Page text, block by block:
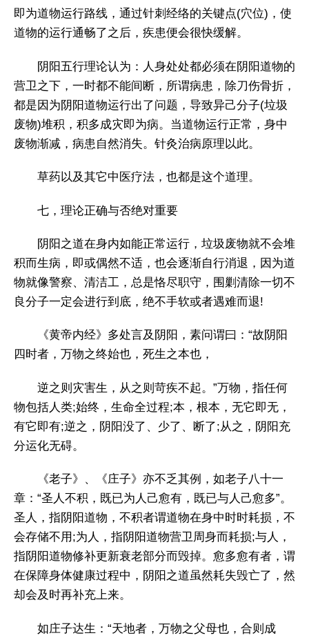
即为道物运行路线，通过针刺经络的关键点(穴位)，使
道物的运行通畅了之后，疾患便会很快缓解。
阴阳五行理论认为：人身处处都必须在阴阳道物的
营卫之下，一时都不能间断，所谓病患，除刀伤骨折，
都是因为阴阳道物运行出了问题，导致异己分子(垃圾
废物)堆积，积多成灾即为病。当道物运行正常，身中
废物渐减，病患自然消失。针灸治病原理以此。
草药以及其它中医疗法，也都是这个道理。
七，理论正确与否绝对重要
阴阳之道在身内如能正常运行，垃圾废物就不会堆
积而生病，即或偶然不适，也会逐渐自行消退，因为道
物就像警察、清洁工，总是恪尽职守，围剿清除一切不
良分子一定会进行到底，绝不手软或者遇难而退!
《黄帝内经》多处言及阴阳，素问谓曰：“故阴阳
四时者，万物之终始也，死生之本也，
逆之则灾害生，从之则苛疾不起。”万物，指任何
物包括人类;始终，生命全过程;本，根本，无它即无，
有它即有;逆之，阴阳没了、少了、断了;从之，阴阳充
分运化无碍。
《老子》、《庄子》亦不乏其例，如老子八十一
章：“圣人不积，既已为人己愈有，既已与人己愈多”。
圣人，指阴阳道物，不积者谓道物在身中时时耗损，不
会存储不用;为人，指阴阳道物营卫周身而耗损;与人，
指阴阳道物修补更新衰老部分而毁掉。愈多愈有者，谓
在保障身体健康过程中，阴阳之道虽然耗失毁亡了，然
却会及时再补充上来。
如庄子达生：“天地者，万物之父母也，合则成